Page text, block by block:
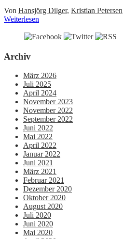
Von Hansjörg Dilger, Kristian Petersen
Weiterlesen
Archiv
März 2026
Juli 2025
April 2024
November 2023
November 2022
September 2022
Juni 2022
Mai 2022
April 2022
Januar 2022
Juni 2021
März 2021
Februar 2021
Dezember 2020
Oktober 2020
August 2020
Juli 2020
Juni 2020
Mai 2020